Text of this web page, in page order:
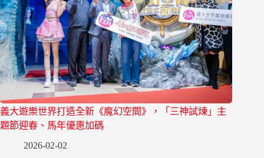
義大遊樂世界打造全新《魔幻空間》，「三神試煉」主
題節迎春、馬年優惠加碼
2026-02-02